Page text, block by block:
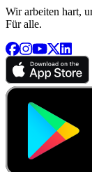
Wir arbeiten hart,
Für alle.